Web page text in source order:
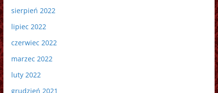
sierpień 2022
lipiec 2022
czerwiec 2022
marzec 2022
luty 2022
grudzień 2021